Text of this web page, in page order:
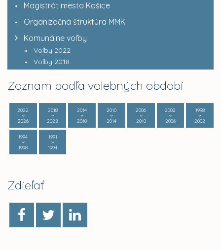
Magistrát mesta Košice
Organizačná štruktúra MMK
Komunálne voľby
Voľby 2022
Voľby 2018
Zoznam podľa volebných období
2022
2026
2018
2022
2014
2018
2010
2014
2006
2010
2002
2006
1998
2002
1994
1998
1991
1994
Zdieľať